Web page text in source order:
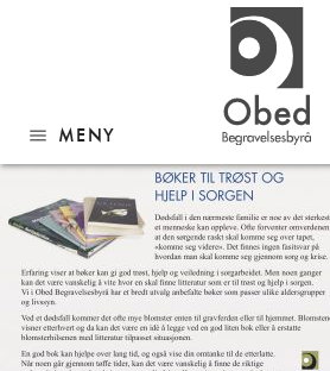
menu MENY
Leirgauken –